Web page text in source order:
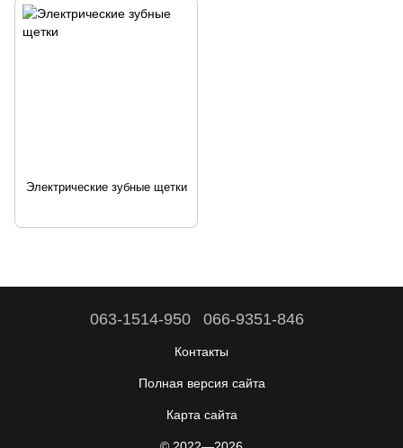
Электрические зубные щетки
063-1514-950 066-9351-846
Контакты
Полная версия сайта
Карта сайта